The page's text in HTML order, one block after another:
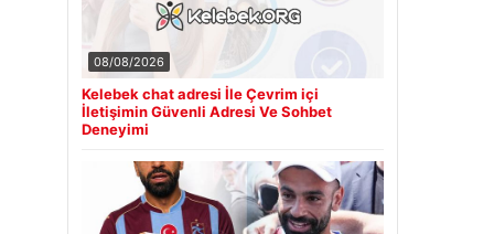
08/08/2026
Kelebek chat adresi İle Çevrim içi
İletişimin Güvenli Adresi Ve Sohbet
Deneyimi